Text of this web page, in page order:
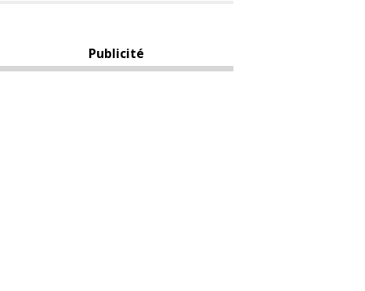
Publicité